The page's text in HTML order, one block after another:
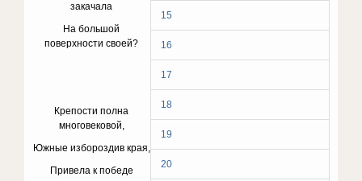
15
16
17
18
19
20
закачала
На большой
поверхности своей?
Крепости полна
многовековой,
Южные избороздив края,
Привела к победе